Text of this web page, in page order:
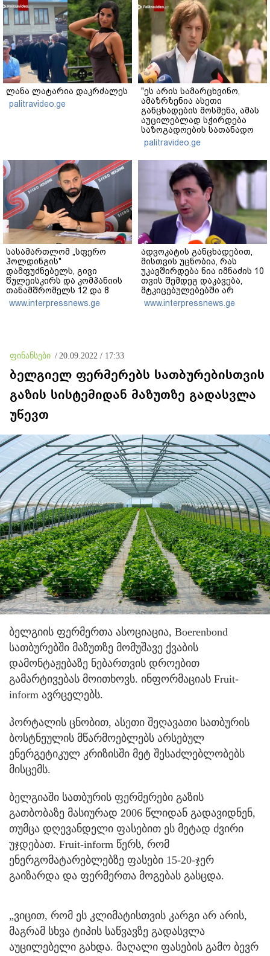
ლანა ლატარია დაკრძალეს
palitravideo.ge
"ეს არის სამარცხვინო,
ამაზრზენია ასეთი
განცხადების მოსმენა, ამას
აუცილებლად სჭირდება
საზოგადოების სათანადო
რეაქცია" - ირაკლი
კობახიძე
palitravideo.ge
სასამართლომ „სფერო
ჰოლდინგის"
დამფუძნებელს, გივი
წულეისკირს და კომპანიის
თანამშრომელს 12 და 8
წლით თავისუფლების
აღკვეთა განუსაზღვრა -
www.interpressnews.ge
ადვოკატის განცხადებით,
მისთვის უცნობია, რას
უკავშირდება ნია იმნაძის 10
თვის შემდეგ დაკავება,
მტკიცებულებებში არ
ფიქსირდება „მეტადან“
გამოთხოვილი ინფორმაცია
www.interpressnews.ge
ფინანსები / 20.09.2022 / 17:33
ბელგიელ ფერმერებს სათბურებისთვის
გაზის სისტემიდან მაზუთზე გადასვლა
უწევთ
ბელგიის ფერმერთა ასოციაცია, Boerenbond
სათბურებში მაზუთზე მომუშავე ქვაბის
დამონტაჟებაზე ნებართვის დროებით
გამარტივებას მოითხოვს. ინფორმაციას Fruit-
inform ავრცელებს.
პორტალის ცნობით, ასეთი შეღავათი სათბურის
ბოსტნეულის მწარმოებლებს არსებულ
ენერგეტიკულ კრიზისში მეტ შესაძლებლობებს
მისცემს.
ბელგიაში სათბურის ფერმერები გაზის
გათბობაზე მასიურად 2006 წლიდან გადავიდნენ,
თუმცა დღევანდელი ფასებით ეს მეტად ძვირი
უჯდებათ. Fruit-inform წერს, რომ
ენერგომატარებლებზე ფასები 15-20-ჯერ
გაიზარდა და ფერმერთა მოგებას გასცდა.
„ვიცით, რომ ეს კლიმატისთვის კარგი არ არის,
მაგრამ სხვა ტიპის საწვავზე გადასვლა
აუცილებელი გახდა. მაღალი ფასების გამო ბევრ